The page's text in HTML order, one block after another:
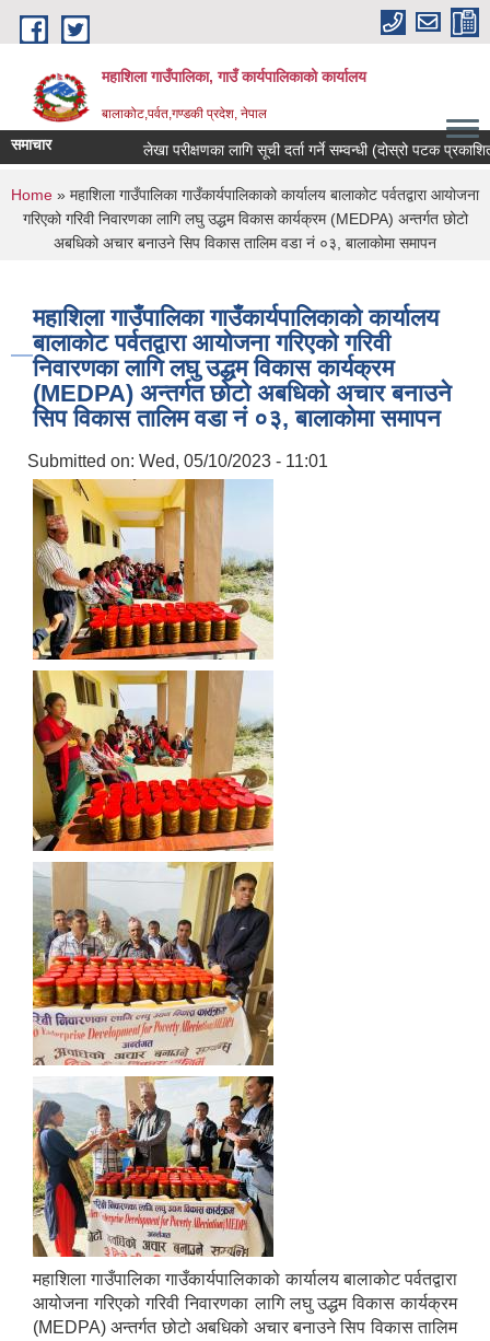
Skip to main content
महाशिला गाउँपालिका, गाउँ कार्यपालिकाको कार्यालय
बालाकोट,पर्वत,गण्डकी प्रदेश, नेपाल
समाचार लेखा परीक्षणका लागि सूची दर्ता गर्ने सम्वन्धी (दोस्रो पटक
You are here
Home » महाशिला गाउँपालिका गाउँकार्यपालिकाको कार्यालय बालाकोट पर्वतद्वारा आयोजना
गरिएको गरिवी निवारणका लागि लघु उद्धम विकास कार्यक्रम (MEDPA) अन्तर्गत छोटो
अबधिको अचार बनाउने सिप विकास तालिम वडा नं ०३, बालाकोमा समापन
महाशिला गाउँपालिका गाउँकार्यपालिकाको कार्यालय
बालाकोट पर्वतद्वारा आयोजना गरिएको गरिवी
निवारणका लागि लघु उद्धम विकास कार्यक्रम
(MEDPA) अन्तर्गत छोटो अबधिको अचार बनाउने
सिप विकास तालिम वडा नं ०३, बालाकोमा समापन
Submitted on: Wed, 05/10/2023 - 11:01
महाशिला गाउँपालिका गाउँकार्यपालिकाको कार्यालय बालाकोट पर्वतद्वारा
आयोजना गरिएको गरिवी निवारणका लागि लघु उद्धम विकास कार्यक्रम
(MEDPA) अन्तर्गत छोटो अबधिको अचार बनाउने सिप विकास तालिम